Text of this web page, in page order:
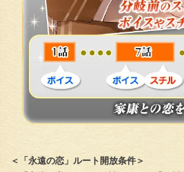
＜「永遠の恋」ルート開放条件＞